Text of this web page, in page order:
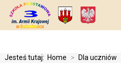
Jesteś tutaj: Home > Dla uczniów